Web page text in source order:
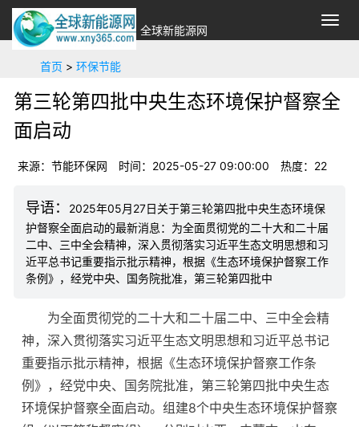
切
换
全球新能源网
首页 > 环保节能
第三轮第四批中央生态环境保护督察全
面启动
来源：节能环保网 时间：2025-05-27 09:00:00 热度： 22
2025年05月27日关于第三轮第四批中央生态环境保
护督察全面启动的最新消息：为全面贯彻党的二十大和二十届
二中、三中全会精神，深入贯彻落实习近平生态文明思想和习
近平总书记重要指示批示精神，根据《生态环境保护督察工作
条例》，经党中央、国务院批准，第三轮第四批中
为全面贯彻党的二十大和二十届二中、三中全会精
神，深入贯彻落实习近平生态文明思想和习近平总书记
重要指示批示精神，根据《生态环境保护督察工作条
例》，经党中央、国务院批准，第三轮第四批中央生态
环境保护督察全面启动。组建8个中央生态环境保护督察